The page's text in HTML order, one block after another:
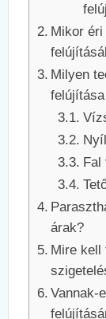
Mikor éri
Milyen
Fal
árak?
Mire kell
Vannak-